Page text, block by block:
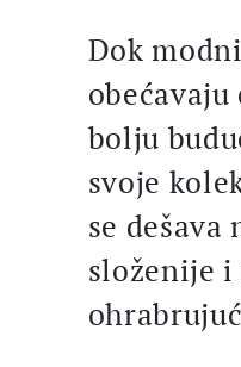
Dok
bolju
svoje
se dešava
složenije i